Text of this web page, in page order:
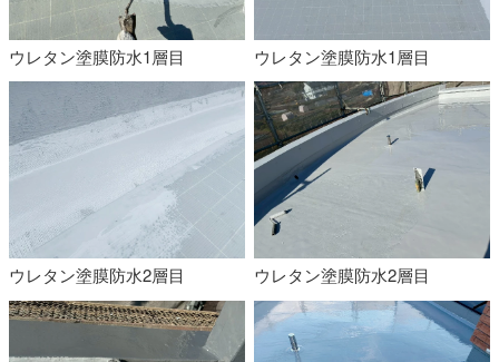
ウレタン塗膜防水1層目 ウレタン塗膜防水1層目
ウレタン塗膜防水2層目 ウレタン塗膜防水2層目